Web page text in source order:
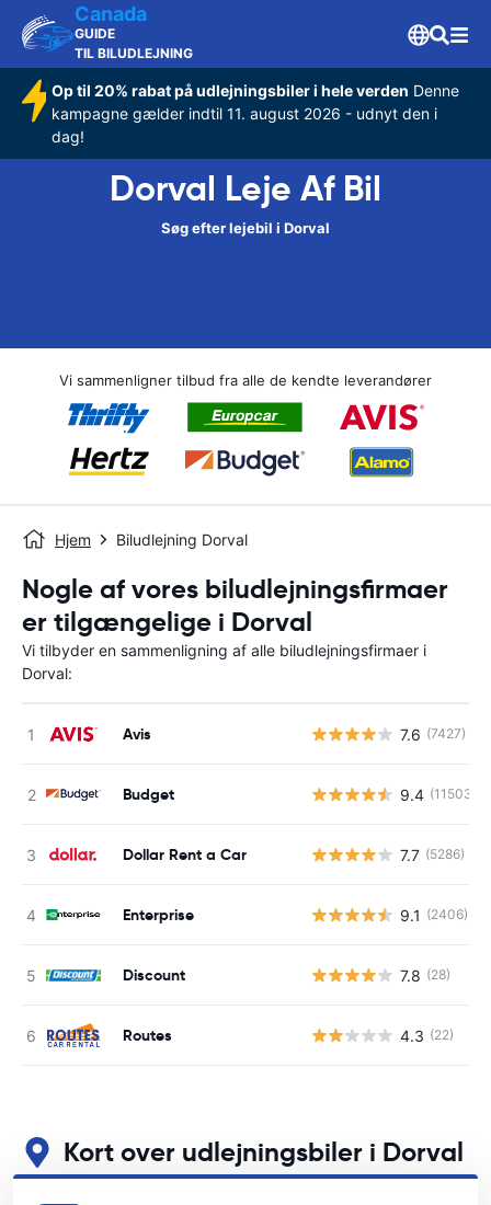
Canada
GUIDE
TIL BILUDLEJNING
Op til 20% rabat på udlejningsbiler i hele verden Denne
kampagne gælder indtil 11. august 2026 - udnyt den i
dag!
Dorval Leje Af Bil
Søg efter lejebil i Dorval
Vi sammenligner tilbud fra alle de kendte leverandører
Hjem Biludlejning Dorval
Nogle af vores biludlejningsfirmaer
er tilgængelige i Dorval
Vi tilbyder en sammenligning af alle biludlejningsfirmaer i
Dorval:
Avis 7.6 (7427)
Budget 9.4 (11503)
Dollar Rent a Car 7.7 (5286)
Enterprise 9.1 (2406)
Discount 7.8 (28)
Routes 4.3 (22)
Kort over udlejningsbiler i Dorval
Se vores vigtigste biludlejningssteder i Dorval